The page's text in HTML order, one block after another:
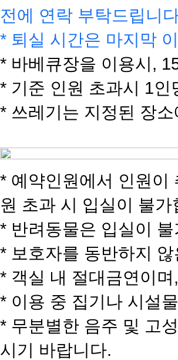
전에 연락 부탁드립니
* 퇴실 시간은 마지막
* 바베큐장을 이용시,
* 기준 인원 초과시 1
* 쓰레기는 지정된 장
* 예약인원에서 인원이
원 초과 시 입실이 불가
* 반려동물은 입실이
* 보호자를 동반하지
* 객실 내 절대금연이
* 이용 중 집기나 시설
* 무분별한 음주 및 고
시기 바랍니다.